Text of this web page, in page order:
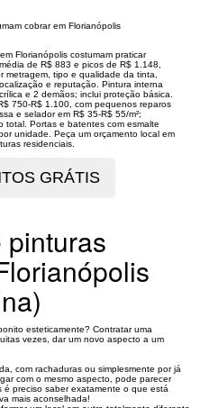
cobrar em Florianópolis
Florianópolis costumam praticar
de R$ 883 e picos de R$ 1.148,
metragem, tipo e qualidade da tinta,
e reputação. Pintura interna
e 2 demãos; inclui proteção básica.
750-R$ 1.100, com pequenos reparos
e selador em R$ 35-R$ 55/m²;
total. Portas e batentes com esmalte
unidade. Peça um orçamento local em
residenciais.
pinturas
esteticamente? Contratar uma
vezes, dar um novo aspecto a um
com rachaduras ou simplesmente por já
com o mesmo aspecto, pode parecer
é preciso saber exatamente o que está
mais aconselhada!